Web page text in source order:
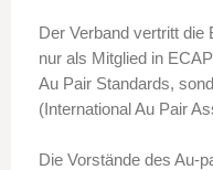
Der Verband vertritt
nur als Mitglied in
Au Pair Standards,
(International Au Pair
Die Vorstände des Au-